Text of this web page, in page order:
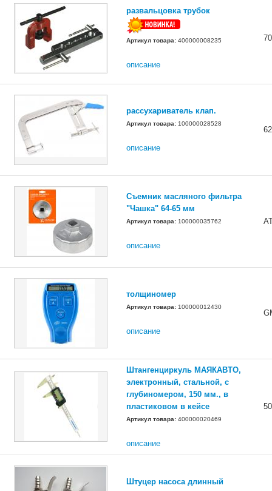
развальцовка трубок
Артикул товара: 400000008235
описание
рассухариватель клап.
Артикул товара: 100000028528
описание
Съемник масляного фильтра
"Чашка" 64-65 мм
Артикул товара: 100000035762
описание
толщиномер
Артикул товара: 100000012430
описание
Штангенциркуль МАЯКАВТО,
электронный, стальной, с
глубиномером, 150 мм., в
пластиковом в кейсе
Артикул товара: 400000020469
описание
Штуцер насоса длинный